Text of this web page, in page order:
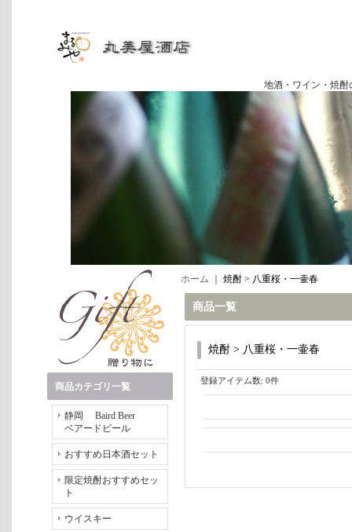
地酒・ワイン・焼酎の専門店
商品カテゴリ一覧
静岡 Baird Beer
ベアードビール
おすすめ日本酒セット
限定焼酎おすすめセッ
ト
ウイスキー
ホーム 焼酎 > 八重桜・一壷春
商品一覧
焼酎 > 八重桜・一壷春
登録アイテム数: 0件